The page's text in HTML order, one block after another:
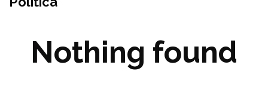
Nothing found